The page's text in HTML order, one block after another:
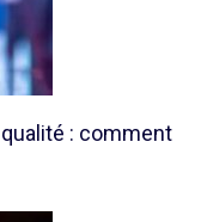
: comment